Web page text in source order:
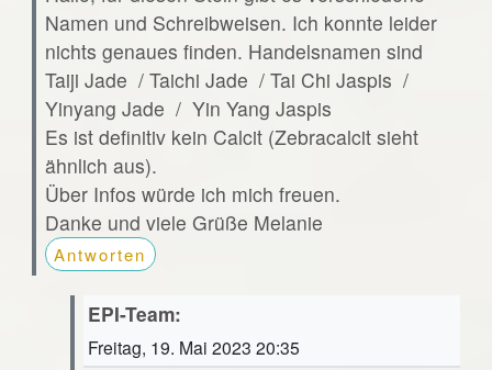
Namen und Schreibweisen. Ich konnte leider
nichts genaues finden. Handelsnamen sind
Taiji Jade / Taichi Jade / Tai Chi Jaspis /
Yinyang Jade / Yin Yang Jaspis
Es ist definitiv kein Calcit (Zebracalcit sieht
ähnlich aus).
Über Infos würde ich mich freuen.
Danke und viele Grüße Melanie
Antworten
EPI-Team:
Freitag, 19. Mai 2023 20:35